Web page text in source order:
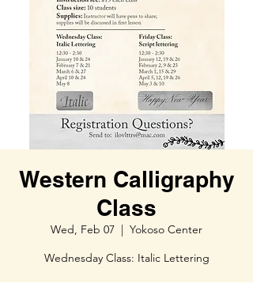
Western Calligraphy
Class
Wed, Feb 07
  |
Yokoso Center
Wednesday Class: Italic Lettering